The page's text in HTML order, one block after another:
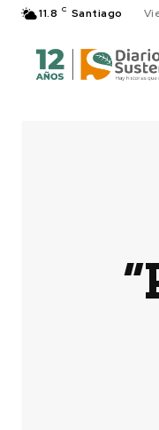
11.8 C Santiago